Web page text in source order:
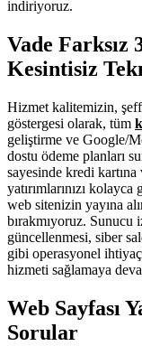
indiriyoruz.
Vade Farksız
Kesintisiz
Hizmet kalitemizin,
göstergesi olarak, tüm
geliştirme ve Google/
dostu ödeme planları
sayesinde kredi
yatırımlarınızı
web sitenizin yayına
bırakmıyoruz. Sunucu
güncellenmesi, siber
gibi operasyonel
hizmeti sağlamaya
Web Sayfası
Sorular